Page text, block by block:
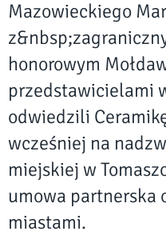
Mazowieckiego
honorowym
przedstawicielami
odwiedzili
wcześniej na
miejskiej w
umowa partnerska
miastami.